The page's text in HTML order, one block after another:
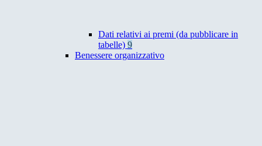
Dati relativi ai premi (da pubblicare in
tabelle) 9
Benessere organizzativo